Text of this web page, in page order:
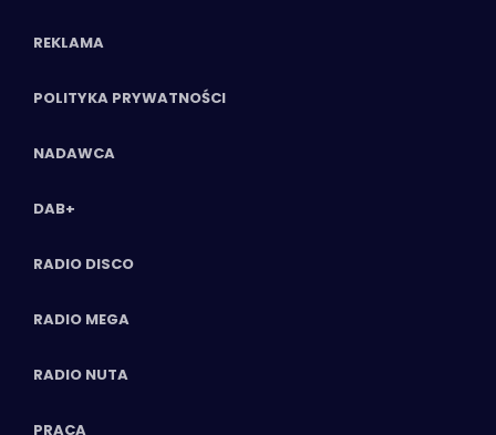
REKLAMA
POLITYKA PRYWATNOŚCI
NADAWCA
DAB+
RADIO DISCO
RADIO MEGA
RADIO NUTA
PRACA